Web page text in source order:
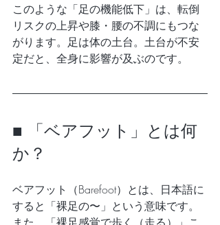
このような「足の機能低下」は、転倒
リスクの上昇や膝・腰の不調にもつな
がります。足は体の土台。土台が不安
定だと、全身に影響が及ぶのです。
■ 「ベアフット」とは何
か？
ベアフット（Barefoot）とは、日本語に
すると「裸足の〜」という意味です。